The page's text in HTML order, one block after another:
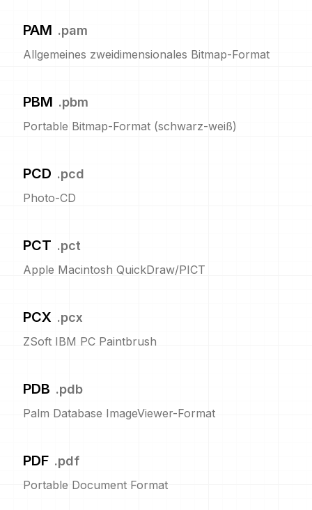
PAM .pam
Allgemeines zweidimensionales Bitmap-Format
PBM .pbm
Portable Bitmap-Format (schwarz-weiß)
PCD .pcd
Photo-CD
PCT .pct
Apple Macintosh QuickDraw/PICT
PCX .pcx
ZSoft IBM PC Paintbrush
PDB .pdb
Palm Database ImageViewer-Format
PDF .pdf
Portable Document Format